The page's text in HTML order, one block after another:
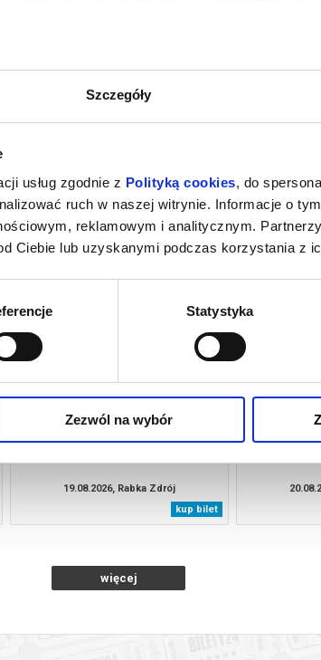
Szczegóły
usług zgodnie z Polityką cookies, do
ruch w naszej witrynie. Informacje o
reklamowym i analitycznym.
Ciebie lub uzyskanymi podczas korzystania z
Statystyka
Zezwól na wybór
19.08.2026, Rabka Zdrój
kup bilet
więcej